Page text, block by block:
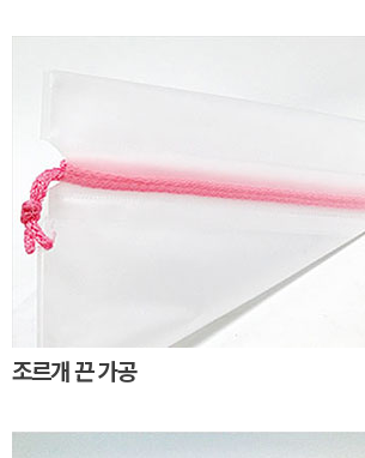
조르개 끈 가공